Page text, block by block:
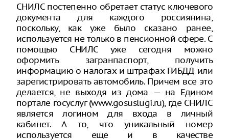
СНИЛС постепенно обретает статус ключевого
документа для каждого россиянина,
поскольку, как уже было сказано ранее,
используется не только в пенсионной сфере. С
помощью СНИЛС уже сегодня можно
оформить загранпаспорт, получить
информацию о налогах и штрафах ГИБДД или
зарегистрировать автомобиль. Причем все это
делается, не выходя из дома — на Едином
портале госуслуг (www.gosuslugi.ru), где СНИЛС
является логином для входа в личный
кабинет. А то, что уникальный номер
используется еще и в качестве